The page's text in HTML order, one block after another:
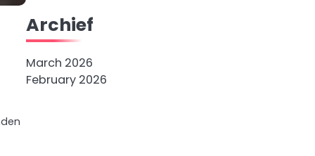
Archief
March 2026
February 2026